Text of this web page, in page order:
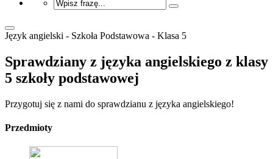
Język angielski - Szkoła Podstawowa - Klasa 5
Sprawdziany z języka angielskiego z klasy
5 szkoły podstawowej
Przygotuj się z nami do sprawdzianu z języka angielskiego!
Przedmioty